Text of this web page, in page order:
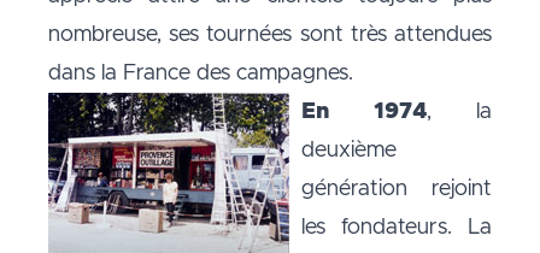
nombreuse, ses tournées sont très attendues
dans la France des campagnes.
En 1974, la
deuxième
génération rejoint
les fondateurs. La